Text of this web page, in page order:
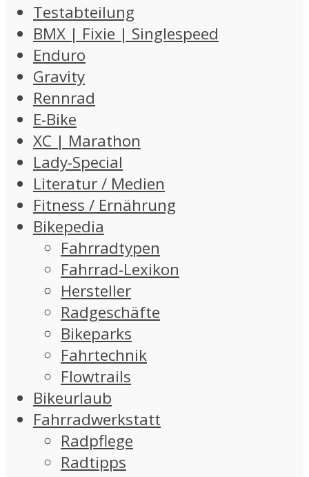
Testabteilung
BMX | Fixie | Singlespeed
Enduro
Gravity
Rennrad
E-Bike
XC | Marathon
Lady-Special
Literatur / Medien
Fitness / Ernährung
Bikepedia
Fahrradtypen
Fahrrad-Lexikon
Hersteller
Radgeschäfte
Bikeparks
Fahrtechnik
Flowtrails
Bikeurlaub
Fahrradwerkstatt
Radpflege
Radtipps